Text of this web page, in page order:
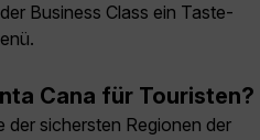
Business Class ein Taste-
Cana für Touristen?
der sichersten Regionen der